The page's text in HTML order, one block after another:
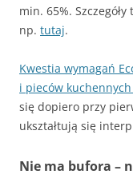
min. 65%.
np. tutaj.
Kwestia wymagań
i pieców
się dopiero przy
ukształtują się
Nie ma bufora –